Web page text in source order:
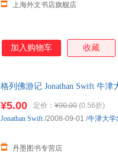
上海外文书店旗舰店
加入购物车 收藏
格列佛游记 Jonathan Swift 牛津
¥5.00 定价： ¥90.00 (0.56折)
丹墨图书专营店
Jonathan Swift/2008-09-01 /牛津大学